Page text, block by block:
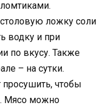
ложку соли
водку и при
по вкусу. Также
– на сутки.
просушить, чтобы
Мясо можно